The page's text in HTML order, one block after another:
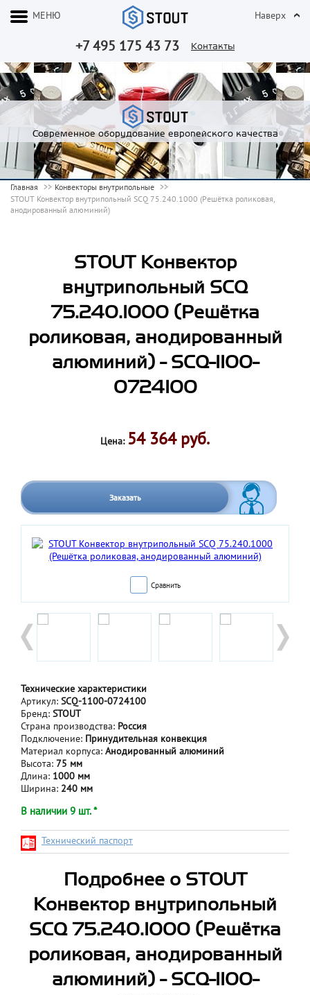
+7 495 175 43 73 Контакты
МЕНЮ Наверх
Современное оборудование европейского качества
Главная
Конвекторы внутрипольные
STOUT Конвектор внутрипольный SCQ 75.240.1000 (Решётка роликовая,
анодированный алюминий)
STOUT Конвектор
внутрипольный SCQ
75.240.1000 (Решётка
роликовая, анодированный
алюминий) - SCQ-1100-
0724100
Цена: 54 364 руб.
Заказать
Сравнить
Технические характеристики
Артикул: SCQ-1100-0724100
Бренд: STOUT
Страна производства: Россия
Подключение: Принудительная конвекция
Материал корпуса: Анодированный алюминий
Высота: 75 мм
Длина: 1000 мм
Ширина: 240 мм
В наличии 9 шт. *
Технический паспорт
Подробнее о STOUT
Конвектор внутрипольный
SCQ 75.240.1000 (Решётка
роликовая, анодированный
алюминий) - SCQ-1100-